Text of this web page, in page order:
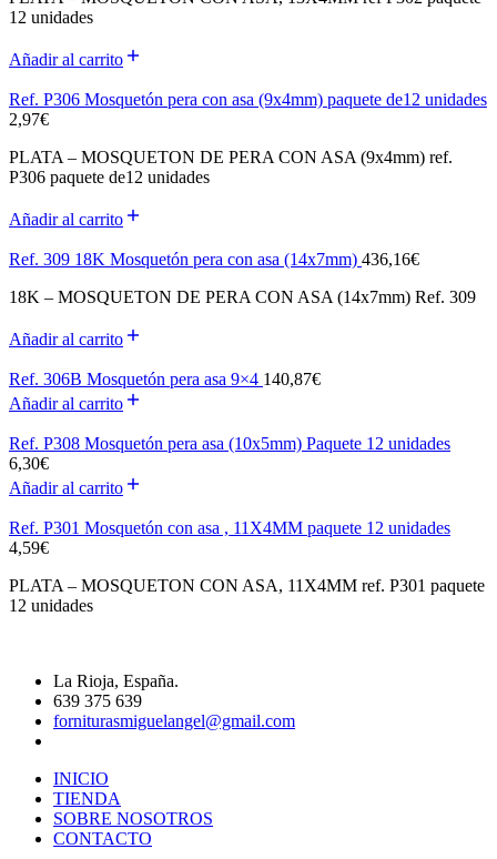
12 unidades
Añadir al carrito
Ref. P306 Mosquetón pera con asa (9x4mm) paquete de12 unidades
2,97€
PLATA – MOSQUETON DE PERA CON ASA (9x4mm) ref.
P306 paquete de12 unidades
Añadir al carrito
Ref. 309 18K Mosquetón pera con asa (14x7mm) 436,16€
18K – MOSQUETON DE PERA CON ASA (14x7mm) Ref. 309
Añadir al carrito
Ref. 306B Mosquetón pera asa 9×4 140,87€
Añadir al carrito
Ref. P308 Mosquetón pera asa (10x5mm) Paquete 12 unidades
6,30€
Añadir al carrito
Ref. P301 Mosquetón con asa , 11X4MM paquete 12 unidades
4,59€
PLATA – MOSQUETON CON ASA, 11X4MM ref. P301 paquete
12 unidades
La Rioja, España.
639 375 639
forniturasmiguelangel@gmail.com
INICIO
TIENDA
SOBRE NOSOTROS
CONTACTO